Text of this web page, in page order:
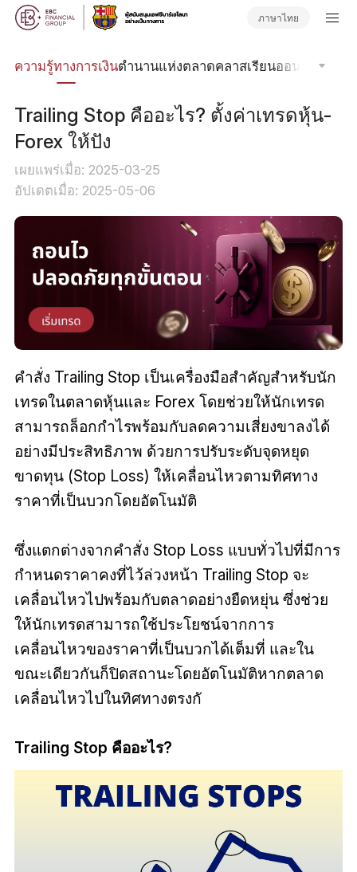
ภาษาไทย
ความรู้ทางการเงินตำนานแห่งตลาดคลาสเรียนออนไลน์โฟกั
Trailing Stop คืออะไร? ตั้งค่าเทรดหุ้น-
Forex ให้ปัง
เผยแพร่เมื่อ: 2025-03-25
อัปเดตเมื่อ: 2025-05-06
คำสั่ง Trailing Stop เป็นเครื่องมือสำคัญสำหรับนัก
เทรดในตลาดหุ้นและ Forex โดยช่วยให้นักเทรด
สามารถล็อกกำไรพร้อมกับลดความเสี่ยงขาลงได้
อย่างมีประสิทธิภาพ ด้วยการปรับระดับจุดหยุด
ขาดทุน (Stop Loss) ให้เคลื่อนไหวตามทิศทาง
ราคาที่เป็นบวกโดยอัตโนมัติ
ซึ่งแตกต่างจากคำสั่ง Stop Loss แบบทั่วไปที่มีการ
กำหนดราคาคงที่ไว้ล่วงหน้า Trailing Stop จะ
เคลื่อนไหวไปพร้อมกับตลาดอย่างยืดหยุ่น ซึ่งช่วย
ให้นักเทรดสามารถใช้ประโยชน์จากการ
เคลื่อนไหวของราคาที่เป็นบวกได้เต็มที่ และใน
ขณะเดียวกันก็ปิดสถานะโดยอัตโนมัติหากตลาด
เคลื่อนไหวไปในทิศทางตรงกั
Trailing Stop คืออะไร?